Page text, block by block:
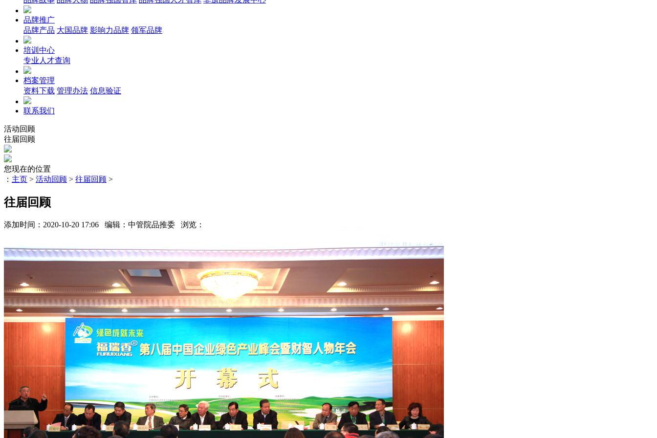
品牌推广
品牌产品 大国品牌 影响力品牌 领军品牌
培训中心
专业人才查询
档案管理
资料下载 管理办法 信息验证
联系我们
活动回顾
往届回顾
您现在的位置
： 主页 > 活动回顾 > 往届回顾 >
往届回顾
添加时间：2020-10-20 17:06 编辑：中管院品推委 浏览：